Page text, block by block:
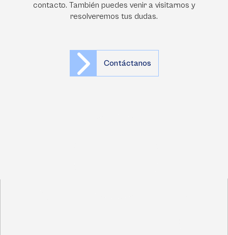
contacto. También puedes venir a visitarnos y
resolveremos tus dudas.
Contáctanos